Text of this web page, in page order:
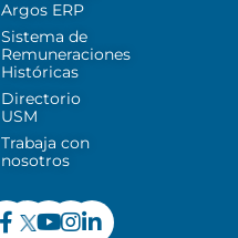
Argos ERP
Sistema de
Remuneraciones
Históricas
Directorio
USM
Trabaja con
nosotros